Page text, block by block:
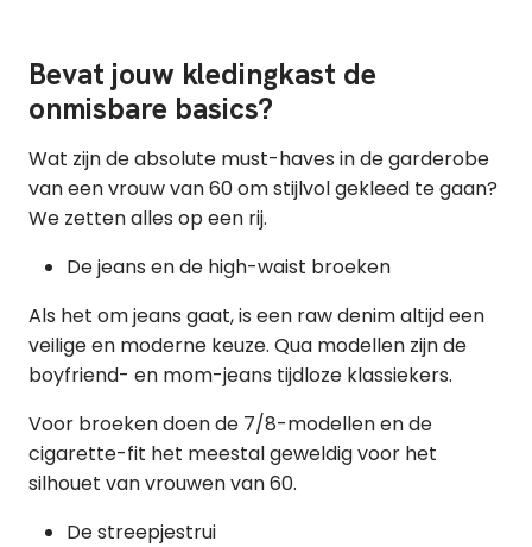
Bevat jouw kledingkast de
onmisbare basics?
Wat zijn de absolute must-haves in de garderobe
van een vrouw van 60 om stijlvol gekleed te gaan?
We zetten alles op een rij.
De jeans en de high-waist broeken
Als het om jeans gaat, is een raw denim altijd een
veilige en moderne keuze. Qua modellen zijn de
boyfriend- en mom-jeans tijdloze klassiekers.
Voor broeken doen de 7/8-modellen en de
cigarette-fit het meestal geweldig voor het
silhouet van vrouwen van 60.
De streepjestrui